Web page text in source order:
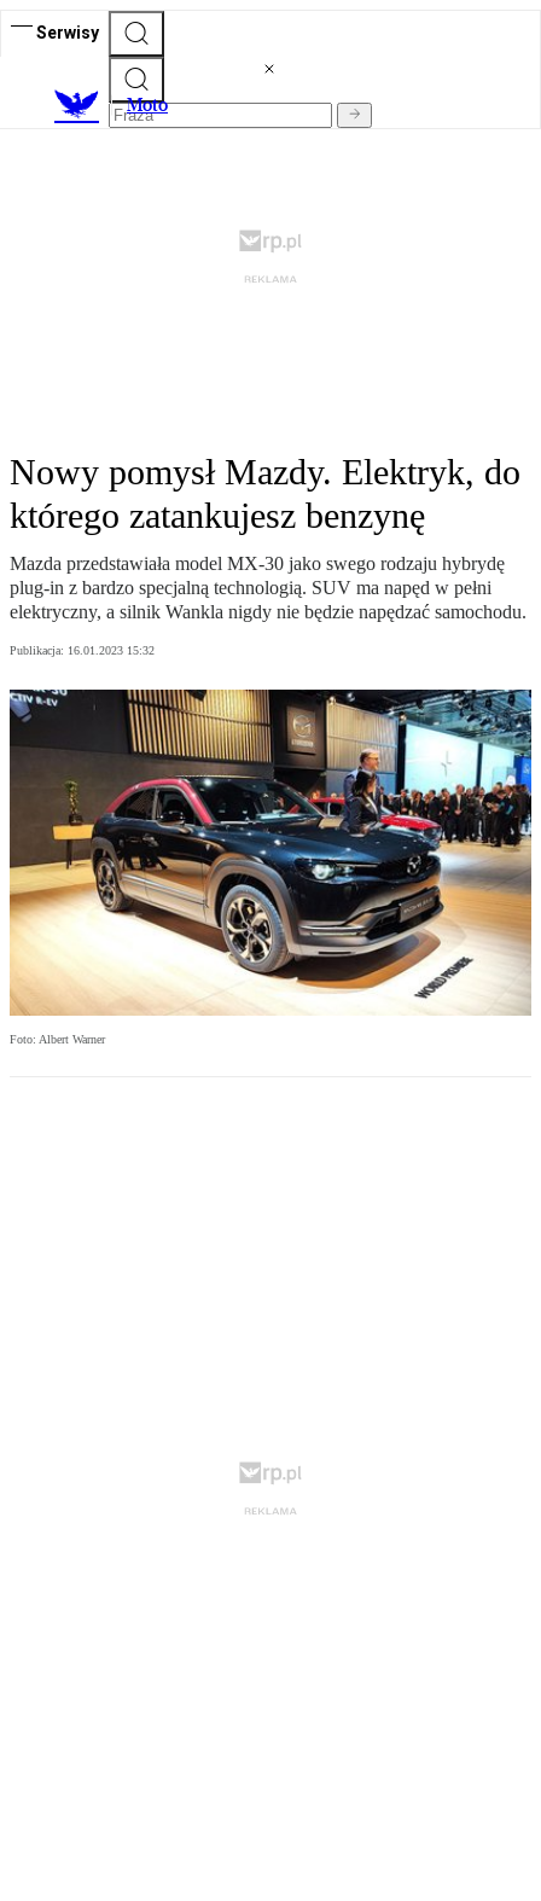
Serwisy
Moto
Nowy pomysł Mazdy. Elektryk, do
którego zatankujesz benzynę
Mazda przedstawiała model MX-30 jako swego rodzaju hybrydę
plug-in z bardzo specjalną technologią. SUV ma napęd w pełni
elektryczny, a silnik Wankla nigdy nie będzie napędzać samochodu.
Publikacja: 16.01.2023 15:32
Foto: Albert Warner